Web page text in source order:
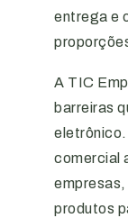
entrega e
A TIC
barreiras
eletrônico.
comercial
empresas,
produtos